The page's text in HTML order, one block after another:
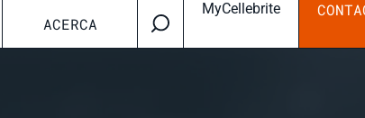
ACERCA
MyCellebrite